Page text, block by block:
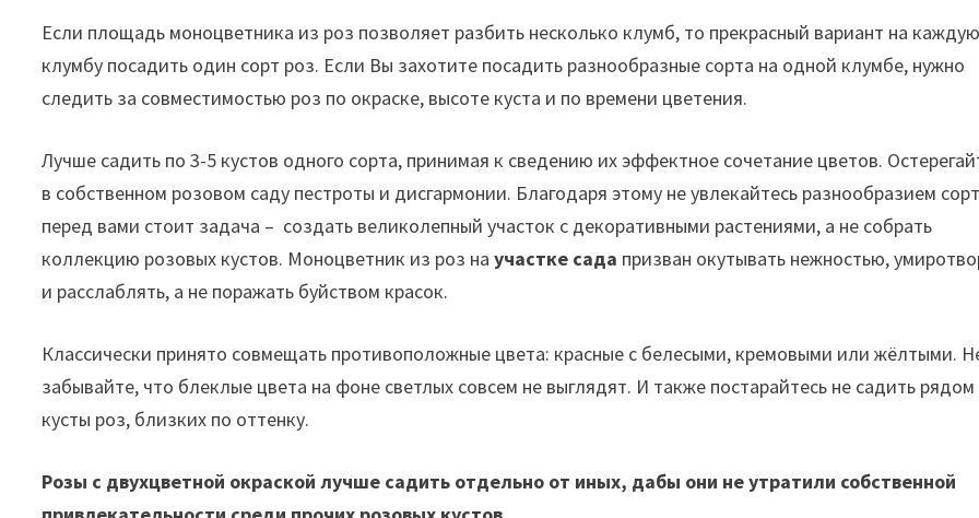
Если площадь моноцветника из роз позволяет разбить несколько клумб, то прекрасный вариант на каждую
клумбу посадить один сорт роз. Если Вы захотите посадить разнообразные сорта на одной клумбе, нужно
следить за совместимостью роз по окраске, высоте куста и по времени цветения.
Лучше садить по 3-5 кустов одного сорта, принимая к сведению их эффектное сочетание цветов.
в собственном розовом саду пестроты и дисгармонии. Благодаря этому не увлекайтесь разнообразием
перед вами стоит задача – создать великолепный участок с декоративными растениями, а не собрать
коллекцию розовых кустов. Моноцветник из роз научастке сада призван окутывать нежностью,
и расслаблять, а не поражать буйством красок.
Классически принято совмещать противоположные цвета: красные с белесыми, кремовыми или жёлтыми.
забывайте, что блеклые цвета на фоне светлых совсем не выглядят. И также постарайтесь не садить рядом
кусты роз, близких по оттенку.
Розы с двухцветной окраской лучше садить отдельно от иных, дабы они не утратили собственной